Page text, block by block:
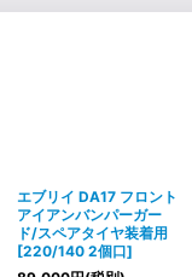
エブリイ DA17 フロント
アイアンバンパーガー
ド/スペアタイヤ装着用
[220/140 2個口]